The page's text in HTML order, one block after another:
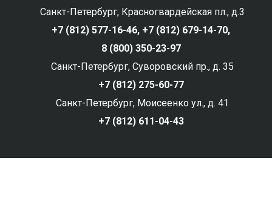
Санкт-Петербург, Красногвардейская пл., д.3
+7 (812) 577-16-46, +7 (812) 679-14-70,
8 (800) 350-23-97
Санкт-Петербург, Суворовский пр., д. 35
+7 (812) 275-60-77
Санкт-Петербург, Моисеенко ул., д. 41
+7 (812) 611-04-43